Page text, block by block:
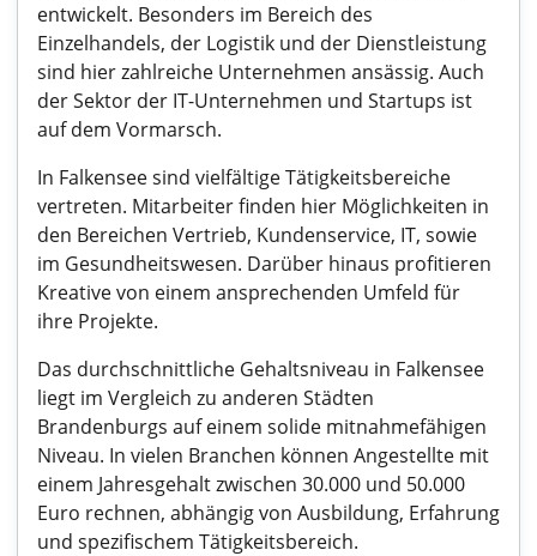
entwickelt. Besonders im Bereich des
Einzelhandels, der Logistik und der Dienstleistung
sind hier zahlreiche Unternehmen ansässig. Auch
der Sektor der IT-Unternehmen und Startups ist
auf dem Vormarsch.
In Falkensee sind vielfältige Tätigkeitsbereiche
vertreten. Mitarbeiter finden hier Möglichkeiten in
den Bereichen Vertrieb, Kundenservice, IT, sowie
im Gesundheitswesen. Darüber hinaus profitieren
Kreative von einem ansprechenden Umfeld für
ihre Projekte.
Das durchschnittliche Gehaltsniveau in Falkensee
liegt im Vergleich zu anderen Städten
Brandenburgs auf einem solide mitnahmefähigen
Niveau. In vielen Branchen können Angestellte mit
einem Jahresgehalt zwischen 30.000 und 50.000
Euro rechnen, abhängig von Ausbildung, Erfahrung
und spezifischem Tätigkeitsbereich.